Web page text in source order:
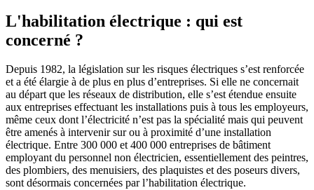
L'habilitation électrique : qui est
concerné ?
Depuis 1982, la législation sur les risques électriques s’est renforcée
et a été élargie à de plus en plus d’entreprises. Si elle ne concernait
au départ que les réseaux de distribution, elle s’est étendue ensuite
aux entreprises effectuant les installations puis à tous les employeurs,
même ceux dont l’électricité n’est pas la spécialité mais qui peuvent
être amenés à intervenir sur ou à proximité d’une installation
électrique. Entre 300 000 et 400 000 entreprises de bâtiment
employant du personnel non électricien, essentiellement des peintres,
des plombiers, des menuisiers, des plaquistes et des poseurs divers,
sont désormais concernées par l’habilitation électrique.